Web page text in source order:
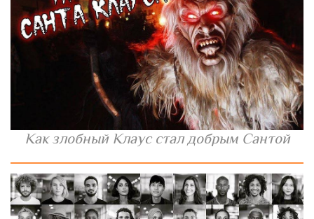
Как злобный Клаус стал добрым Сантой